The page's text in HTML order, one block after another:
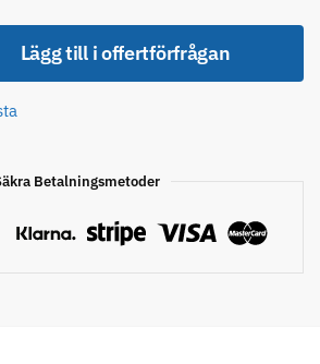
Lägg till i offertförfrågan
Betalningsmetoder